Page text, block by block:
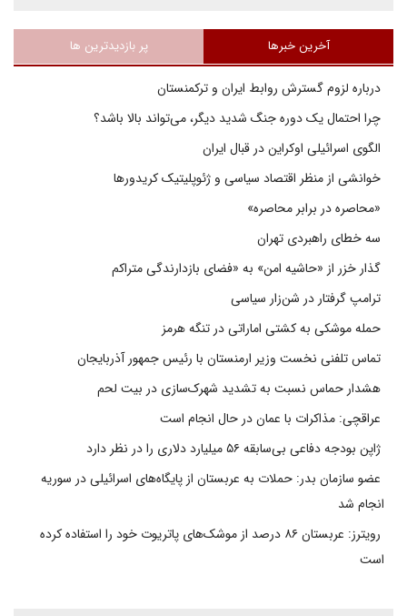
آخرین خبرها پر بازدیدترین ها
درباره لزوم گسترش روابط ایران و ترکمنستان
چرا احتمال یک دوره جنگ شدید دیگر، می‌تواند بالا باشد؟
الگوی اسرائیلی اوکراین در قبال ایران
خوانشی از منظر اقتصاد سیاسی و ژئوپلیتیک کریدورها
«محاصره در برابر محاصره»
سه خطای راهبردی تهران
گذار خزر از «حاشیه امن» به «فضای بازدارندگی متراکم
ترامپ گرفتار در شن‌زار سیاسی
حمله موشکی به کشتی اماراتی در تنگه هرمز
تماس تلفنی نخست وزیر ارمنستان با رئیس جمهور آذربایجان
هشدار حماس نسبت به تشدید شهرک‌سازی در بیت‌ لحم
عراقچی: مذاکرات با عمان در حال انجام است
ژاپن بودجه دفاعی بی‌سابقه ۵۶ میلیارد دلاری را در نظر دارد
عضو سازمان بدر: حملات به عربستان از پایگاه‌های اسرائیلی در سوریه
انجام شد
رویترز: عربستان ۸۶ درصد از موشک‌های پاتریوت خود را استفاده کرده
است